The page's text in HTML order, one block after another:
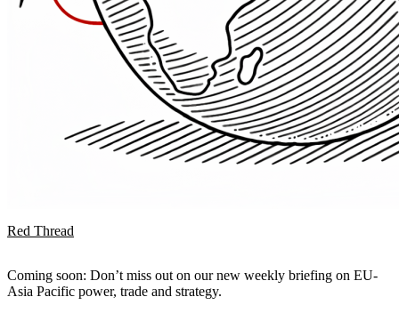
Red Thread
Coming soon: Don’t miss out on our new weekly briefing on EU-
Asia Pacific power, trade and strategy.